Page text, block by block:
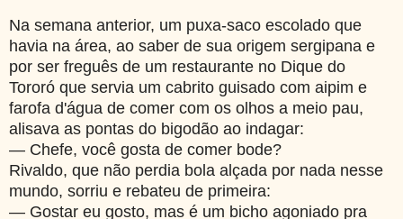
Na semana anterior, um puxa-saco escolado que
havia na área, ao saber de sua origem sergipana e
por ser freguês de um restaurante no Dique do
Tororó que servia um cabrito guisado com aipim e
farofa d'água de comer com os olhos a meio pau,
alisava as pontas do bigodão ao indagar:
— Chefe, você gosta de comer bode?
Rivaldo, que não perdia bola alçada por nada nesse
mundo, sorriu e rebateu de primeira:
— Gostar eu gosto, mas é um bicho agoniado pra